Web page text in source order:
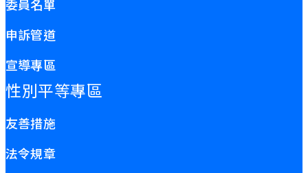
委員名單
申訴管道
宣導專區
性別平等專區
友善措施
法令規章